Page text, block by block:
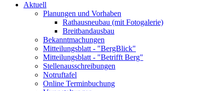
Aktuell
Planungen und Vorhaben
Rathausneubau (mit Fotogalerie)
Breitbandausbau
Bekanntmachungen
Mitteilungsblatt - "BergBlick"
Mitteilungsblatt - "Betrifft Berg"
Stellenausschreibungen
Notruftafel
Online Terminbuchung